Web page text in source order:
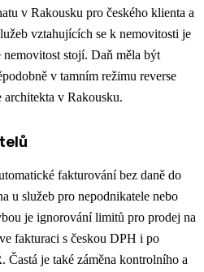
v Rakousku pro českého klienta a
vztahujících se k nemovitosti je
stojí. Daň měla být
v tamním režimu reverse
architekta v Rakousku.
fakturování bez daně do
u služeb pro nepodnikatele nebo
je ignorování limitů pro prodej na
fakturaci s českou DPH i po
je také záměna kontrolního a